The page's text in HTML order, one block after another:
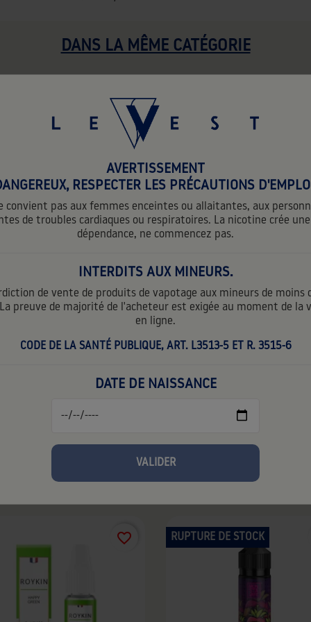
AVERTISSEMENT
RESPECTER LES PRÉCAUTIONS
convient pas aux femmes enceintes ou allaitantes, aux
de troubles cardiaques ou respiratoires. La nicotine crée
dépendance, ne commencez pas.
INTERDITS AUX MINEURS.
de vente de produits de vapotage aux mineurs de moins
preuve de majorité de l'acheteur est exigée au moment de la
en ligne.
CODE DE LA SANTÉ PUBLIQUE, ART. L3513-5 ET R. 3515-6
DATE DE NAISSANCE
VALIDER
DANS LA MÊME CATÉGORIE
- CLASSIC BLACK 10ML
3,90 €TTC 3,90 € par unité
0mg
favorite_border
BEST LIFE -
FRUITS
21,90 €TTC 21,90 € par unité
0mg
VOUS AIMEREZ SÛREMENT...
favorite_border RUPTURE DE STOCK